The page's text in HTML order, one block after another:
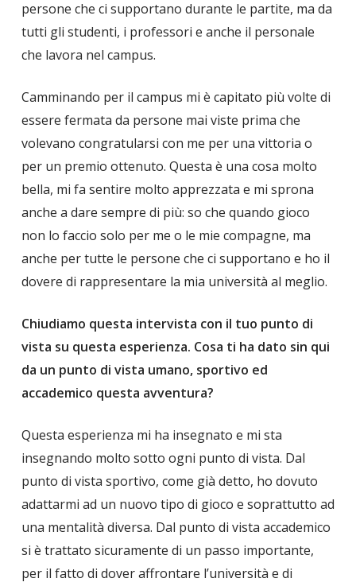
persone che ci supportano durante le partite, ma da
tutti gli studenti, i professori e anche il personale
che lavora nel campus.
Camminando per il campus mi è capitato più volte di
essere fermata da persone mai viste prima che
volevano congratularsi con me per una vittoria o
per un premio ottenuto. Questa è una cosa molto
bella, mi fa sentire molto apprezzata e mi sprona
anche a dare sempre di più: so che quando gioco
non lo faccio solo per me o le mie compagne, ma
anche per tutte le persone che ci supportano e ho il
dovere di rappresentare la mia università al meglio.
Chiudiamo questa intervista con il tuo punto di
vista su questa esperienza. Cosa ti ha dato sin qui
da un punto di vista umano, sportivo ed
accademico questa avventura?
Questa esperienza mi ha insegnato e mi sta
insegnando molto sotto ogni punto di vista. Dal
punto di vista sportivo, come già detto, ho dovuto
adattarmi ad un nuovo tipo di gioco e soprattutto ad
una mentalità diversa. Dal punto di vista accademico
si è trattato sicuramente di un passo importante,
per il fatto di dover affrontare l’università e di